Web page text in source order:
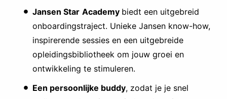
Jansen Star Academy biedt een uitgebreid
onboardingstraject. Unieke Jansen know-how,
inspirerende sessies en een uitgebreide
opleidingsbibliotheek om jouw groei en
ontwikkeling te stimuleren.
Een persoonlijke buddy, zodat je je snel